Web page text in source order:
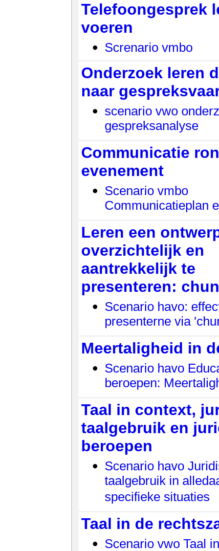
Telefoongesprek
voeren
Screnario vmbo
Onderzoek leren
naar
scenario vwo
gespreksanalyse
Communicatie
evenement
Scenario vmbo
Communicatieplan
Leren een
overzichtelijk en
aantrekkelijk te
presenteren:
Scenario havo:
presenterne via
Meertaligheid in
Scenario havo
beroepen:
Taal in context,
taalgebruik en
beroepen
Scenario havo
taalgebruik in
specifieke situaties
Taal in de
Scenario vwo Taal